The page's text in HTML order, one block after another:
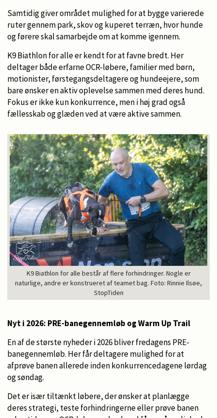
Samtidig giver området mulighed for at bygge varierede
ruter gennem park, skov og kuperet terræn, hvor hunde
og førere skal samarbejde om at komme igennem.
K9 Biathlon for alle er kendt for at favne bredt. Her
deltager både erfarne OCR-løbere, familier med børn,
motionister, førstegangsdeltagere og hundeejere, som
bare ønsker en aktiv oplevelse sammen med deres hund.
Fokus er ikke kun konkurrence, men i høj grad også
fællesskab og glæden ved at være aktive sammen.
K9 Biathlon for alle består af flere forhindringer. Nogle er
naturlige, andre er konstrueret af teamet bag. Foto: Rinnie Ilsøe,
StopTiden
Nyt i 2026: PRE-banegennemløb og Warm Up Trail
En af de største nyheder i 2026 bliver fredagens PRE-
banegennemløb. Her får deltagere mulighed for at
afprøve banen allerede inden konkurrencedagene lørdag
og søndag.
Det er især tiltænkt løbere, der ønsker at planlægge
deres strategi, teste forhindringerne eller prøve banen